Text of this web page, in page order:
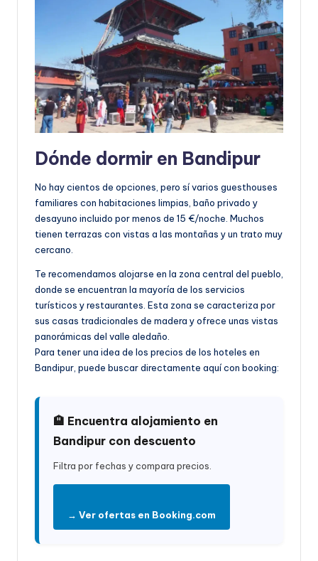
Dónde dormir en Bandipur
No hay cientos de opciones, pero sí varios guesthouses
familiares con habitaciones limpias, baño privado y
desayuno incluido por menos de 15 €/noche. Muchos
tienen terrazas con vistas a las montañas y un trato muy
cercano.
Te recomendamos alojarse en la zona central del pueblo,
donde se encuentran la mayoría de los servicios
turísticos y restaurantes. Esta zona se caracteriza por
sus casas tradicionales de madera y ofrece unas vistas
panorámicas del valle aledaño.
Para tener una idea de los precios de los hoteles en
Bandipur, puede buscar directamente aquí con booking:
🏨 Encuentra alojamiento en
Bandipur con descuento
Filtra por fechas y compara precios.
→ Ver ofertas en Booking.com